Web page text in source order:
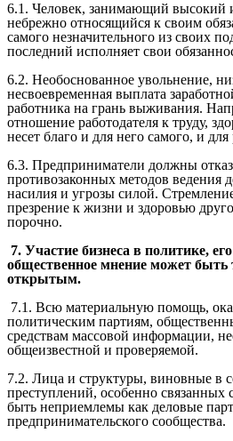
6.1. Человек, занимающий высокий
небрежно относящийся к своим
самого незначительного из своих
последний исполняет свои
6.2. Необоснованное увольнение,
несвоевременная выплата
работника на грань выживания.
отношение работодателя к труду,
несет благо и для него самого, и для
6.3. Предприниматели должны
противозаконных методов ведения
насилия и угрозы силой.
презрение к жизни и здоровью
порочно.
7. Участие бизнеса в политике,
общественное мнение может
открытым.
7.1. Всю материальную помощь,
политическим партиям,
средствам массовой информации,
общеизвестной и проверяемой.
7.2. Лица и структуры, виновные в
преступлений, особенно
быть неприемлемы как деловые
предпринимательского сообщества.